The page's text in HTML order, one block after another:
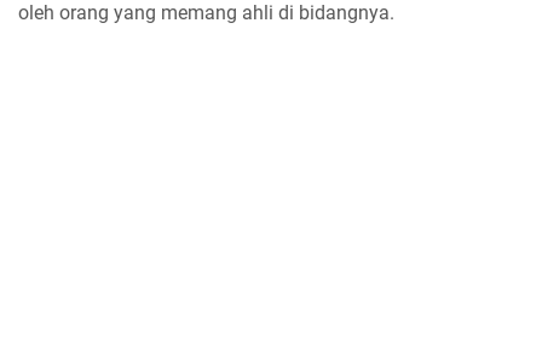
oleh orang yang memang ahli di bidangnya.